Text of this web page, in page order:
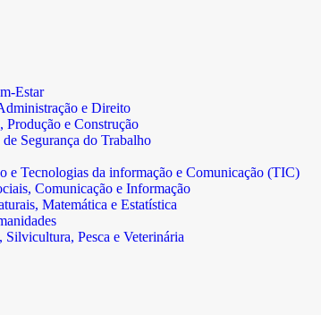
Estar
e Direito
Produção e Construção
Segurança do Trabalho
e Tecnologias da informação e Comunicação (TIC)
Comunicação e Informação
Matemática e Estatística
Pesca e Veterinária